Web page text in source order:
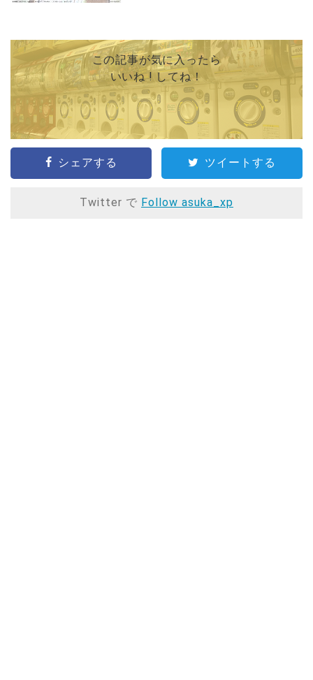
この記事が気に入ったら
いいね ! してね！
シェアする ツイートする
Twitter で Follow asuka_xp